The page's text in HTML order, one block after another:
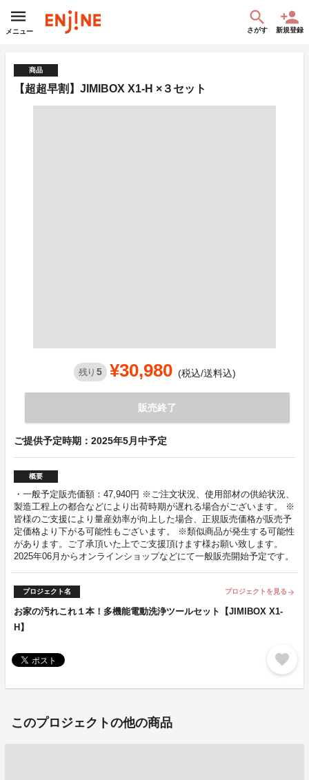
メニュー さがす 新規登録
商品
【超超早割】JIMIBOX X1-H ×３セット
残り 5 ¥30,980 (税込/送料込)
販売終了
ご提供予定時期：2025年5月中予定
概要
・一般予定販売価額：47,940円 ※ご注文状況、使用部材の供給状況、
製造工程上の都合などにより出荷時期が遅れる場合がございます。 ※
皆様のご支援により量産効率が向上した場合、正規販売価格が販売予
定価格より下がる可能性もございます。 ※類似商品が発生する可能性
があります。ご了承頂いた上でご支援頂けます様お願い致します。
2025年06月からオンラインショップなどにて一般販売開始予定です。
プロジェクト名 プロジェクトを見る arrow_forward
お家の汚れこれ１本！多機能電動洗浄ツールセット【JIMIBOX X1-
H】
favorite
このプロジェクトの他の商品